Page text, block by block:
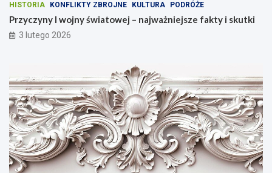
HISTORIA KONFLIKTY ZBROJNE KULTURA PODRÓŻE
Przyczyny I wojny światowej – najważniejsze fakty i skutki
3 lutego 2026